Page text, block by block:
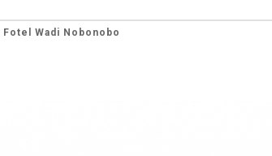
Fotel Wadi Nobonobo